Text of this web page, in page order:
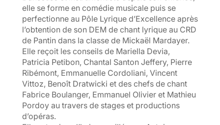
elle se forme en comédie musicale puis se
perfectionne au Pôle Lyrique d’Excellence après
l’obtention de son DEM de chant lyrique au CRD
de Pantin dans la classe de Mickaël Mardayer.
Elle reçoit les conseils de Mariella Devia,
Patricia Petibon, Chantal Santon Jeffery, Pierre
Ribémont, Emmanuelle Cordoliani, Vincent
Vittoz, Benoît Dratwicki et des chefs de chant
Fabrice Boulanger, Emmanuel Olivier et Mathieu
Pordoy au travers de stages et productions
d’opéras.